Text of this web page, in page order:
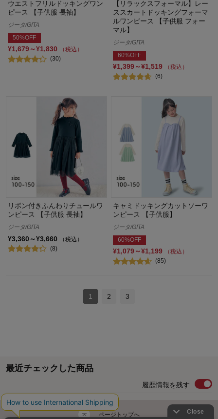
ウエストフリルドッキングワン
ピース 【子供服 長袖】
ジータ/GITA
50%OFF
¥1,679～¥1,830
（税込）
(30)
【リラックスフォーマル】レー
ススカートドッキングフォーマ
ルワンピース 【子供服 フォー
マル】
ジータ/GITA
60%OFF
¥1,399～¥1,519
（税込）
(6)
リボン付きふんわりチュールワ
ンピース 【子供服 長袖】
ジータ/GITA
¥3,360～¥3,660
（税込）
(8)
キャミドッキングカットソーワ
ンピース 【子供服】
ジータ/GITA
60%OFF
¥1,079～¥1,199
（税込）
(85)
1 2 3
最近チェックした商品
履歴情報を残す
ページトップへ